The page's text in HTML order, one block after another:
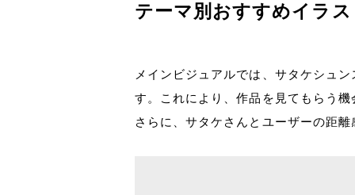
テーマ別おすすめイラ
メインビジュアルでは、サタケシュ
す。これにより、作品を見てもらう
さらに、サタケさんとユーザーの距